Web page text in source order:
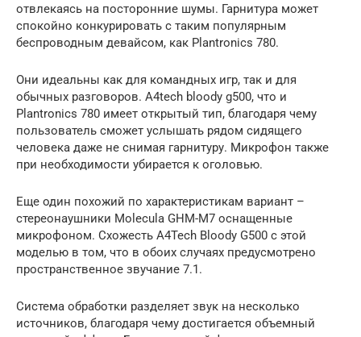
отвлекаясь на посторонние шумы. Гарнитура может
спокойно конкурировать с таким популярным
беспроводным девайсом, как Plantronics 780.
Они идеальны как для командных игр, так и для
обычных разговоров. А4tech bloody g500, что и
Plantronics 780 имеет открытый тип, благодаря чему
пользователь сможет услышать рядом сидящего
человека даже не снимая гарнитуру. Микрофон также
при необходимости убирается к оголовью.
Еще один похожий по характеристикам вариант –
стереонаушники Molecula GHM-M7 оснащенные
микрофоном. Схожесть A4Tech Bloody G500 с этой
моделью в том, что в обоих случаях предусмотрено
пространственное звучание 7.1.
Система обработки разделяет звук на несколько
источников, благодаря чему достигается объемный